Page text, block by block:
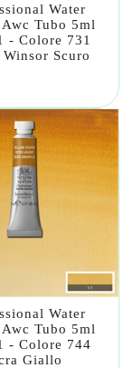
Water
Tubo 5ml
- Colore 731
Scuro
Water
Tubo 5ml
- Colore 744
Giallo